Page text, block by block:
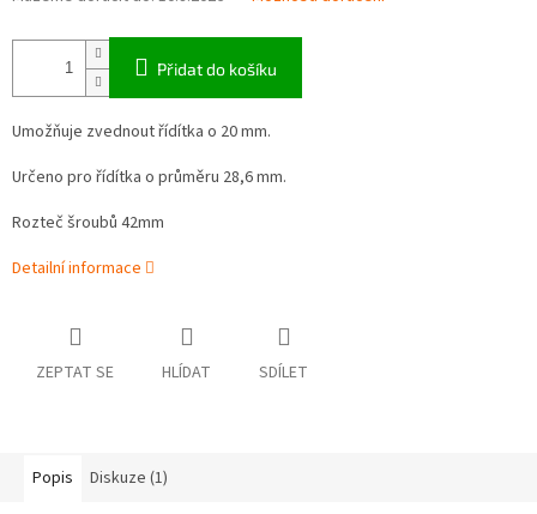
Přidat do košíku
Umožňuje zvednout řídítka o 20 mm.
Určeno pro řídítka o průměru 28,6 mm.
Rozteč šroubů 42mm
Detailní informace
ZEPTAT SE HLÍDAT SDÍLET
Popis Diskuze (1)